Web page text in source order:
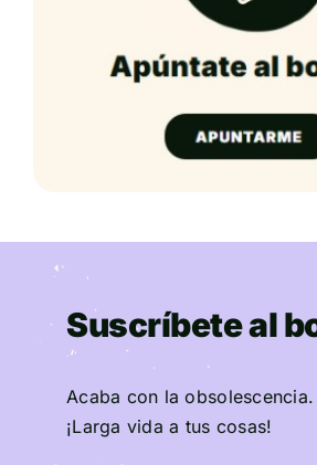
Suscríbete al
Acaba con la obsolescencia.
¡Larga vida a tus cosas!